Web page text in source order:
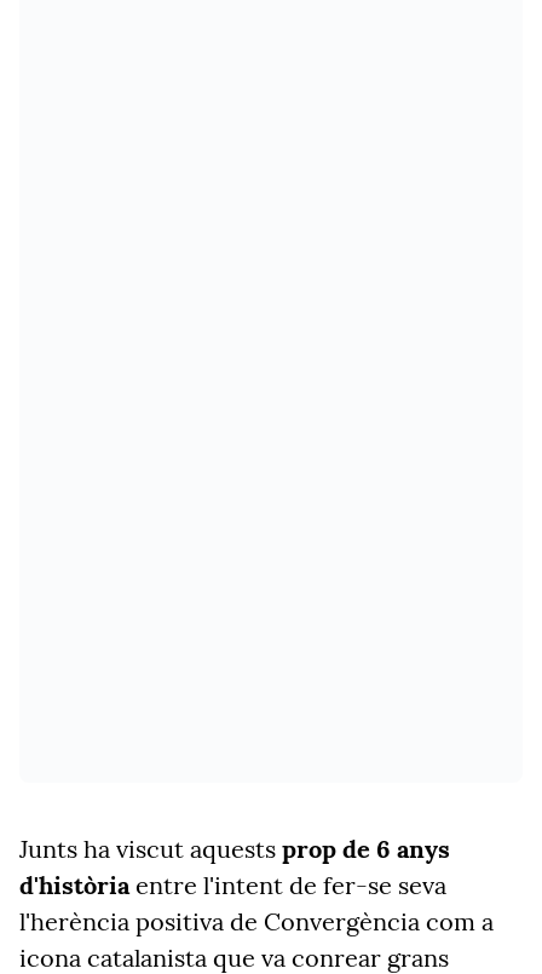
Junts ha viscut aquests prop de 6 anys
d'històriaentre l'intent de fer-se seva
l'herència positiva de Convergència com a
icona catalanista que va conrear grans